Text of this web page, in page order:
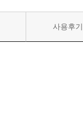
사용후기